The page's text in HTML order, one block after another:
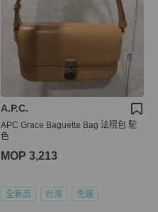
A.P.C.
APC Grace Baguette Bag 法棍包 駝
色
MOP 3,213
全新品 台灣 免運